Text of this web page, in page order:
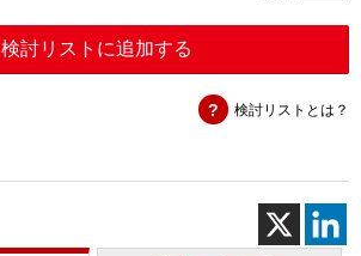
ス
個
検討リストに追加する
検討リストとは？